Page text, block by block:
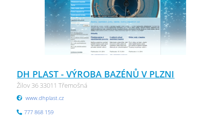
DH PLAST - VÝROBA BAZÉNŮ V PLZNI
Žilov 36 33011 Třemošná
www.dhplast.cz
777 868 159